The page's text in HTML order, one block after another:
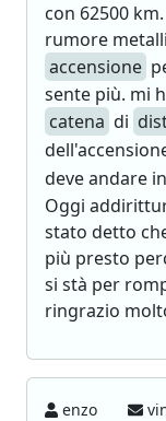
con 62500
rumore
accensione
sente più. mi
catena di
deve andare in
Oggi
stato detto
più presto
si stà per
ringrazio
enzo